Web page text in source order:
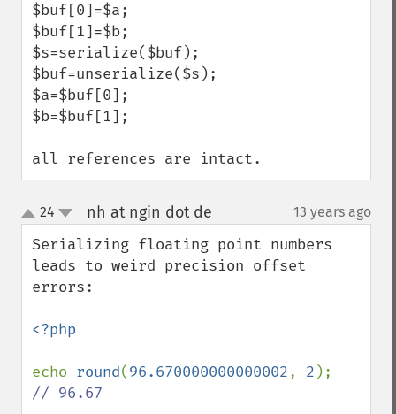
$buf[0]=$a;
$buf[1]=$b;
$s=serialize($buf);
$buf=unserialize($s);
$a=$buf[0];
$b=$buf[1];
all references are intact.
up
down
24 nh at ngin dot de 13 years ago
Serializing floating point numbers
leads to weird precision offset
errors:
<?php
echo round(96.670000000000002, 2
// 96.67